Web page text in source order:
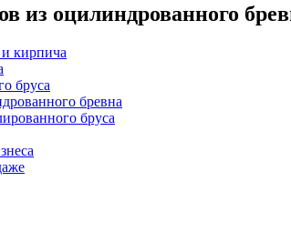
из оцилиндрованного
кирпича
бруса
бревна
бруса